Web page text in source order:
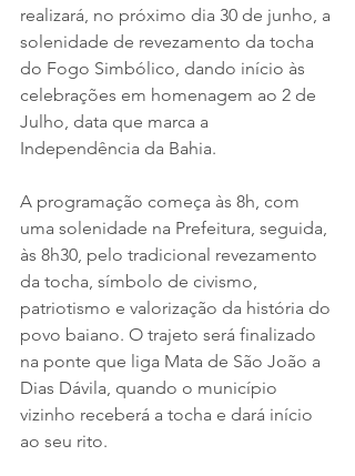
realizará, no próximo dia 30 de junho, a
solenidade de revezamento da tocha
do Fogo Simbólico, dando início às
celebrações em homenagem ao 2 de
Julho, data que marca a
Independência da Bahia.
A programação começa às 8h, com
uma solenidade na Prefeitura, seguida,
às 8h30, pelo tradicional revezamento
da tocha, símbolo de civismo,
patriotismo e valorização da história do
povo baiano. O trajeto será finalizado
na ponte que liga Mata de São João a
Dias Dávila, quando o município
vizinho receberá a tocha e dará início
ao seu rito.